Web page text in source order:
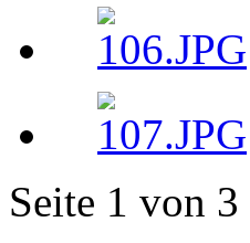
Seite 1 von 3